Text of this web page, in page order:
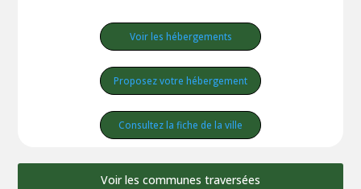
Voir les hébergements
Proposez votre hébergement
Consultez la fiche de la ville
Voir les communes traversées